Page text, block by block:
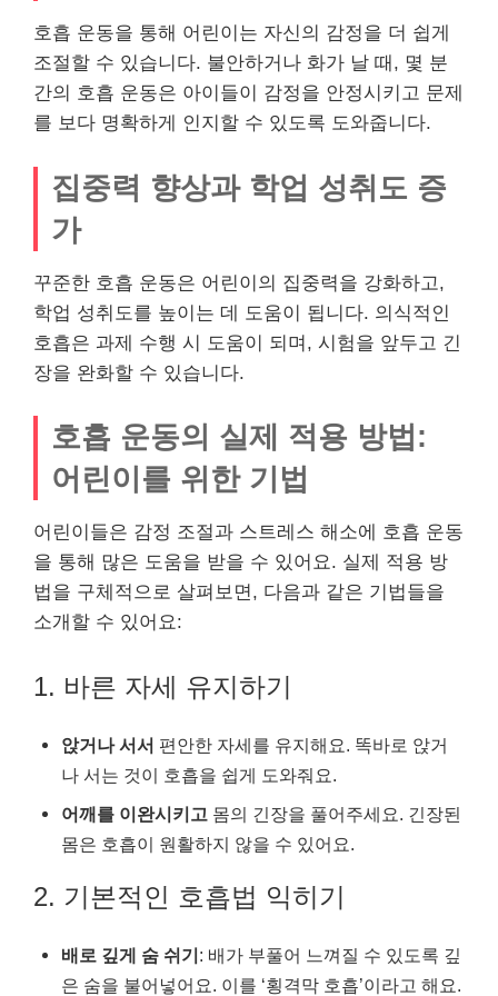
호흡 운동을 통해 어린이는 자신의 감정을 더 쉽게
조절할 수 있습니다. 불안하거나 화가 날 때, 몇 분
간의 호흡 운동은 아이들이 감정을 안정시키고 문제
를 보다 명확하게 인지할 수 있도록 도와줍니다.
집중력 향상과 학업 성취도 증
가
꾸준한 호흡 운동은 어린이의 집중력을 강화하고,
학업 성취도를 높이는 데 도움이 됩니다. 의식적인
호흡은 과제 수행 시 도움이 되며, 시험을 앞두고 긴
장을 완화할 수 있습니다.
호흡 운동의 실제 적용 방법:
어린이를 위한 기법
어린이들은 감정 조절과 스트레스 해소에 호흡 운동
을 통해 많은 도움을 받을 수 있어요. 실제 적용 방
법을 구체적으로 살펴보면, 다음과 같은 기법들을
소개할 수 있어요:
1. 바른 자세 유지하기
앉거나 서서 편안한 자세를 유지해요. 똑바로 앉거
나 서는 것이 호흡을 쉽게 도와줘요.
어깨를 이완시키고 몸의 긴장을 풀어주세요. 긴장된
몸은 호흡이 원활하지 않을 수 있어요.
2. 기본적인 호흡법 익히기
배로 깊게 숨 쉬기: 배가 부풀어 느껴질 수 있도록 깊
은 숨을 불어넣어요. 이를 ‘횡격막 호흡’이라고 해요.